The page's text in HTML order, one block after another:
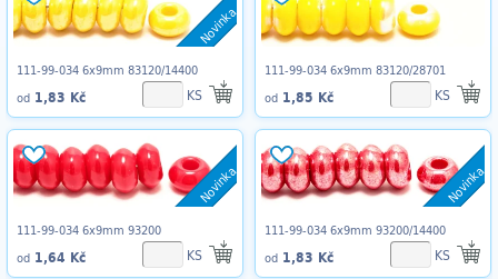
Novinka
111-99-034 6x9mm 83120/14400
od 1,83 Kč KS
111-99-034 6x9mm 83120/28701
od 1,85 Kč KS
Novinka
111-99-034 6x9mm 93200
od 1,64 Kč KS
Novinka
111-99-034 6x9mm 93200/14400
od 1,83 Kč KS